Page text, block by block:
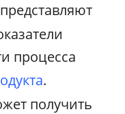
представляют
процесса
.
получить